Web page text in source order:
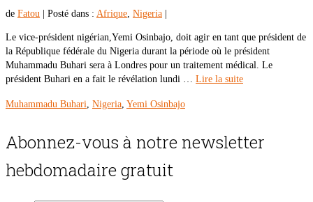
de Fatou Posté dans : Afrique, Nigeria
Le vice-président nigérian,Yemi Osinbajo, doit agir en tant que président de
la République fédérale du Nigeria durant la période où le président
Muhammadu Buhari sera à Londres pour un traitement médical. Le
président Buhari en a fait le révélation lundi … Lire la suite
Muhammadu Buhari, Nigeria, Yemi Osinbajo
Abonnez-vous à notre newsletter
hebdomadaire gratuit